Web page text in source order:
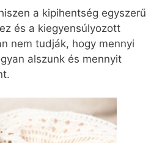
a kipihentség egyszerű
és a kiegyensúlyozott
nem tudják, hogy mennyi
alszunk és mennyit